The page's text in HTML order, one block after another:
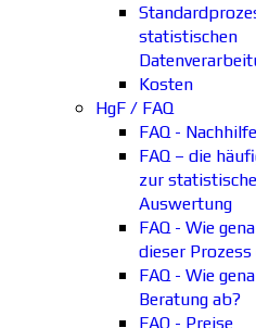
statistischen
Kosten
HgF / FAQ
FAQ -
FAQ – die
zur
Auswertung
FAQ - Wie
dieser Prozess
FAQ - Wie
Beratung ab?
FAQ - Preise